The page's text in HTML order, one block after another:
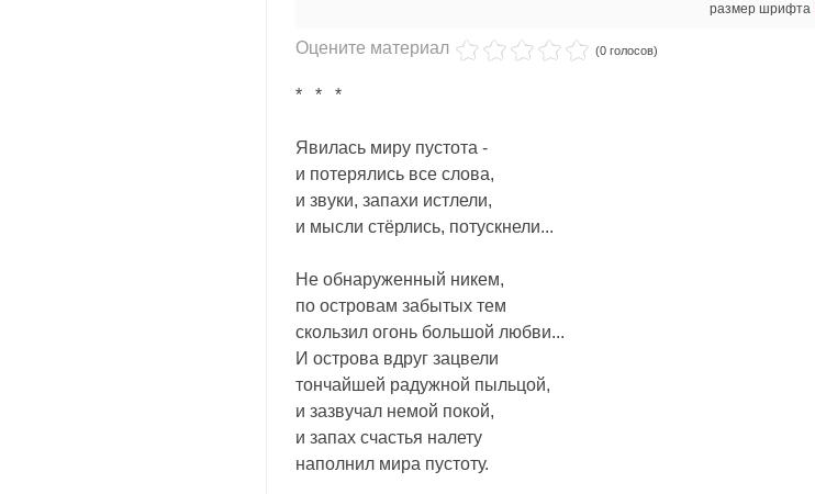
размер шрифта
Оцените материал (0 голосов)
* * *
Явилась миру пустота -
и потерялись все слова,
и звуки, запахи истлели,
и мысли стёрлись, потускнели...
Не обнаруженный никем,
по островам забытых тем
скользил огонь большой любви...
И острова вдруг зацвели
тончайшей радужной пыльцой,
и зазвучал немой покой,
и запах счастья налету
наполнил мира пустоту.